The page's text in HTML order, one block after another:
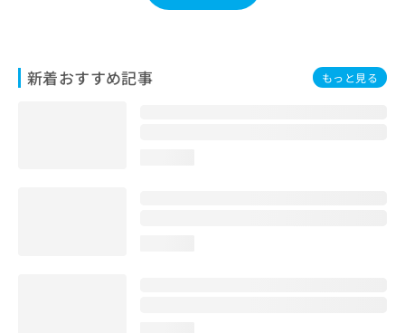
新着おすすめ記事 もっと見る
合
わ